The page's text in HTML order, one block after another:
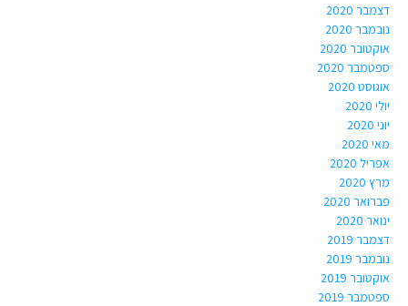
דצמבר 2020
נובמבר 2020
אוקטובר 2020
ספטמבר 2020
אוגוסט 2020
יולי 2020
יוני 2020
מאי 2020
אפריל 2020
מרץ 2020
פברואר 2020
ינואר 2020
דצמבר 2019
נובמבר 2019
אוקטובר 2019
ספטמבר 2019